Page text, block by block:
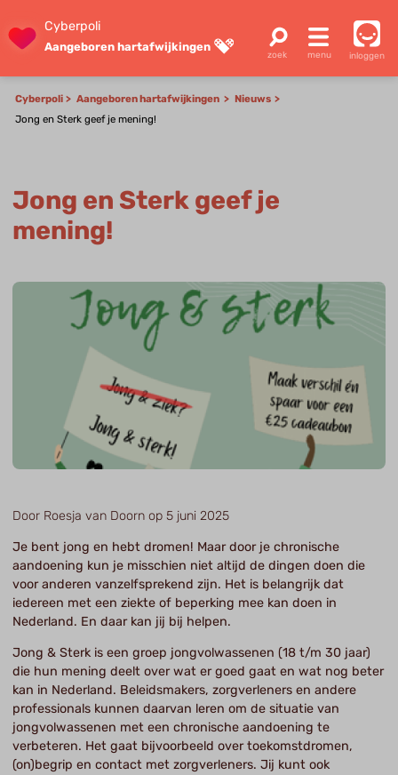
Cyberpoli
Aangeboren hartafwijkingen
inloggen
Cyberpoli Aangeboren hartafwijkingen
Nieuws
Jong en Sterk geef je mening!
Jong en Sterk geef je
mening!
Door Roesja van Doorn op 5 juni 2025
Je bent jong en hebt dromen! Maar door je chronische
aandoening kun je misschien niet altijd de dingen doen die
voor anderen vanzelfsprekend zijn. Het is belangrijk dat
iedereen met een ziekte of beperking mee kan doen in
Nederland. En daar kan jij bij helpen.
Jong & Sterk is een groep jongvolwassenen (18 t/m 30 jaar)
die hun mening deelt over wat er goed gaat en wat nog beter
kan in Nederland. Beleidsmakers, zorgverleners en andere
professionals kunnen daarvan leren om de situatie van
jongvolwassenen met een chronische aandoening te
verbeteren. Het gaat bijvoorbeeld over toekomstdromen,
(on)begrip en contact met zorgverleners. Jij kunt ook